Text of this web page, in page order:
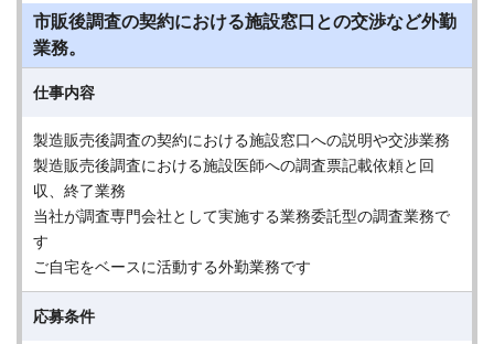
市販後調査の契約における施設窓口との交渉など外勤
業務。
仕事内容
製造販売後調査の契約における施設窓口への説明や交渉業務
製造販売後調査における施設医師への調査票記載依頼と回
収、終了業務
当社が調査専門会社として実施する業務委託型の調査業務で
す
ご自宅をベースに活動する外勤業務です
応募条件